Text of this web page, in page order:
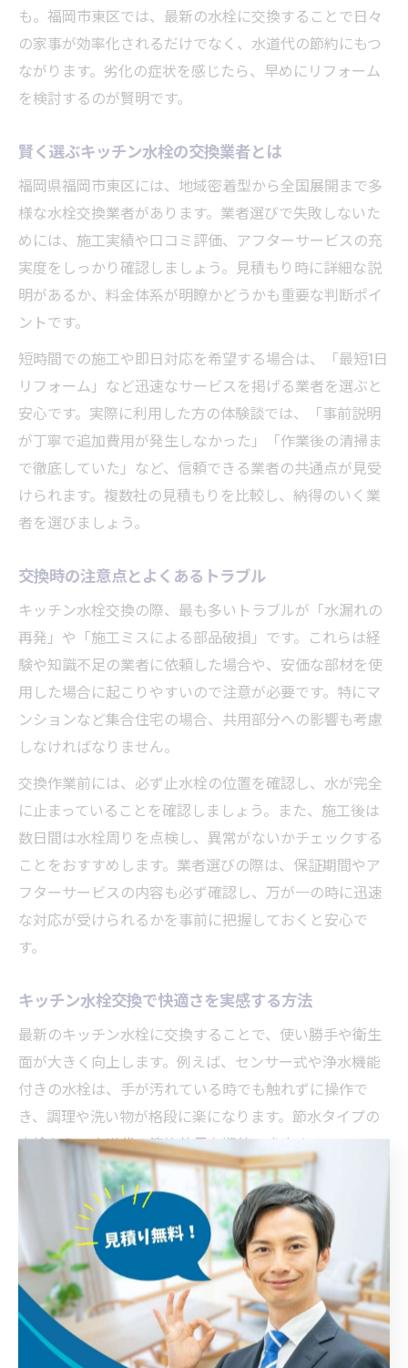
も。福岡市東区では、最新の水栓に交換することで日々
の家事が効率化されるだけでなく、水道代の節約にもつ
ながります。劣化の症状を感じたら、早めにリフォーム
を検討するのが賢明です。
賢く選ぶキッチン水栓の交換業者とは
福岡県福岡市東区には、地域密着型から全国展開まで多
様な水栓交換業者があります。業者選びで失敗しないた
めには、施工実績や口コミ評価、アフターサービスの充
実度をしっかり確認しましょう。見積もり時に詳細な説
明があるか、料金体系が明瞭かどうかも重要な判断ポイ
ントです。
短時間での施工や即日対応を希望する場合は、「最短1日
リフォーム」など迅速なサービスを掲げる業者を選ぶと
安心です。実際に利用した方の体験談では、「事前説明
が丁寧で追加費用が発生しなかった」「作業後の清掃ま
で徹底していた」など、信頼できる業者の共通点が見受
けられます。複数社の見積もりを比較し、納得のいく業
者を選びましょう。
交換時の注意点とよくあるトラブル
キッチン水栓交換の際、最も多いトラブルが「水漏れの
再発」や「施工ミスによる部品破損」です。これらは経
験や知識不足の業者に依頼した場合や、安価な部材を使
用した場合に起こりやすいので注意が必要です。特にマ
ンションなど集合住宅の場合、共用部分への影響も考慮
しなければなりません。
交換作業前には、必ず止水栓の位置を確認し、水が完全
に止まっていることを確認しましょう。また、施工後は
数日間は水栓周りを点検し、異常がないかチェックする
ことをおすすめします。業者選びの際は、保証期間やア
フターサービスの内容も必ず確認し、万が一の時に迅速
な対応が受けられるかを事前に把握しておくと安心で
す。
キッチン水栓交換で快適さを実感する方法
最新のキッチン水栓に交換することで、使い勝手や衛生
面が大きく向上します。例えば、センサー式や浄水機能
付きの水栓は、手が汚れている時でも触れずに操作で
き、調理や洗い物が格段に楽になります。節水タイプの
水栓なら、水道代の節約効果も期待できます。
実際に福岡市東区でリフォームを行ったご家庭では、
「水漏れがなくなり安心して使える」「毎日のお手入れ
が簡単になった」などの声が寄せられています。交換後
は、定期的なメンテナンスや簡単な掃除を心掛けること
で、長く快適なキッチン環境を維持できます。自分のラ
イフスタイルや家族構成に合わせて、最適な水栓を選ぶ
ことが快適さ実感の近道です。